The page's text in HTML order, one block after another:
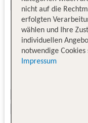
nicht auf die
erfolgten
wählen und Ihre
individuellen
notwendige Cookies
Impressum